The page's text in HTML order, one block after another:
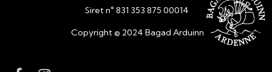
Siret n° 831 353 875 00014
Copyright © 2024 Bagad Arduinn